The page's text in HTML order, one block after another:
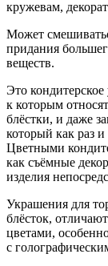
кружевам,
Может
придания
веществ.
Это
к которым
блёстки, и даже
который как раз и
Цветными
как съёмные
изделия
Украшения для
блёсток,
цветами,
с